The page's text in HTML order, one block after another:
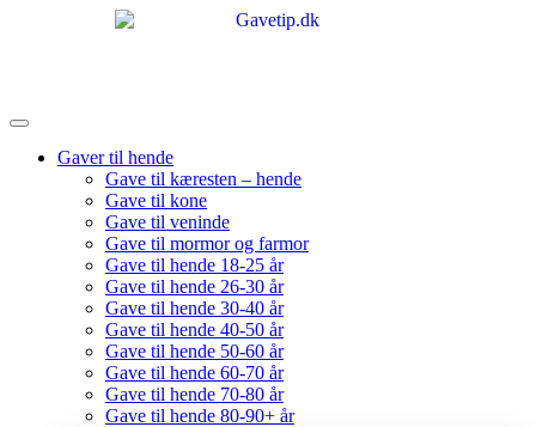
Gaver til hende
Gave til kæresten – hende
Gave til kone
Gave til veninde
Gave til mormor og farmor
Gave til hende 18-25 år
Gave til hende 26-30 år
Gave til hende 30-40 år
Gave til hende 40-50 år
Gave til hende 50-60 år
Gave til hende 60-70 år
Gave til hende 70-80 år
Gave til hende 80-90+ år